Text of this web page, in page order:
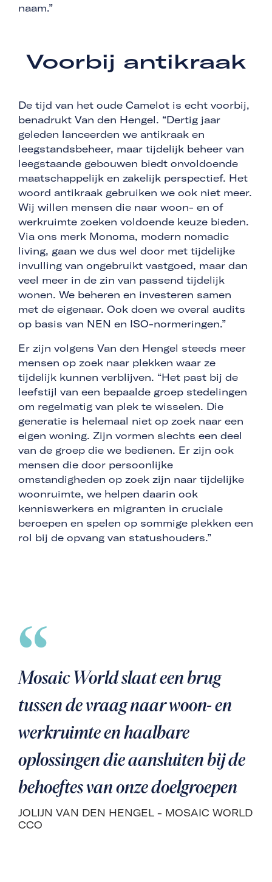
naam.”
Voorbij antikraak
De tijd van het oude Camelot is echt voorbij,
benadrukt Van den Hengel. “Dertig jaar
geleden lanceerden we antikraak en
leegstandsbeheer, maar tijdelijk beheer van
leegstaande gebouwen biedt onvoldoende
maatschappelijk en zakelijk perspectief. Het
woord antikraak gebruiken we ook niet meer.
Wij willen mensen die naar woon- en of
werkruimte zoeken voldoende keuze bieden.
Via ons merk Monoma, modern nomadic
living, gaan we dus wel door met tijdelijke
invulling van ongebruikt vastgoed, maar dan
veel meer in de zin van passend tijdelijk
wonen. We beheren en investeren samen
met de eigenaar. Ook doen we overal audits
op basis van NEN en ISO-normeringen.”
Er zijn volgens Van den Hengel steeds meer
mensen op zoek naar plekken waar ze
tijdelijk kunnen verblijven. “Het past bij de
leefstijl van een bepaalde groep stedelingen
om regelmatig van plek te wisselen. Die
generatie is helemaal niet op zoek naar een
eigen woning. Zijn vormen slechts een deel
van de groep die we bedienen. Er zijn ook
mensen die door persoonlijke
omstandigheden op zoek zijn naar tijdelijke
woonruimte, we helpen daarin ook
kenniswerkers en migranten in cruciale
beroepen en spelen op sommige plekken een
rol bij de opvang van statushouders.”
Mosaic World slaat een brug
tussen de vraag naar woon- en
werkruimte en haalbare
oplossingen die aansluiten bij de
behoeftes van onze doelgroepen
JOLIJN VAN DEN HENGEL - MOSAIC WORLD
CCO